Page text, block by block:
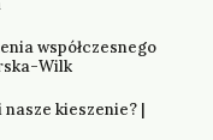
współczesnego
Wilk
nasze kieszenie? |